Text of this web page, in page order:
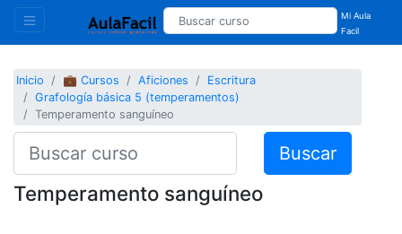
Mi Aula
Facil
Inicio 💼 Cursos Aficiones
Escritura
Grafología básica 5 (temperamentos)
Temperamento sanguíneo
Buscar
Temperamento sanguíneo